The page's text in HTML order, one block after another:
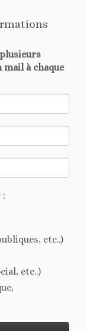
mail à chaque
:
etc..)
etc..)